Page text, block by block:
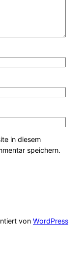
in diesem
speichern.
von WordPress